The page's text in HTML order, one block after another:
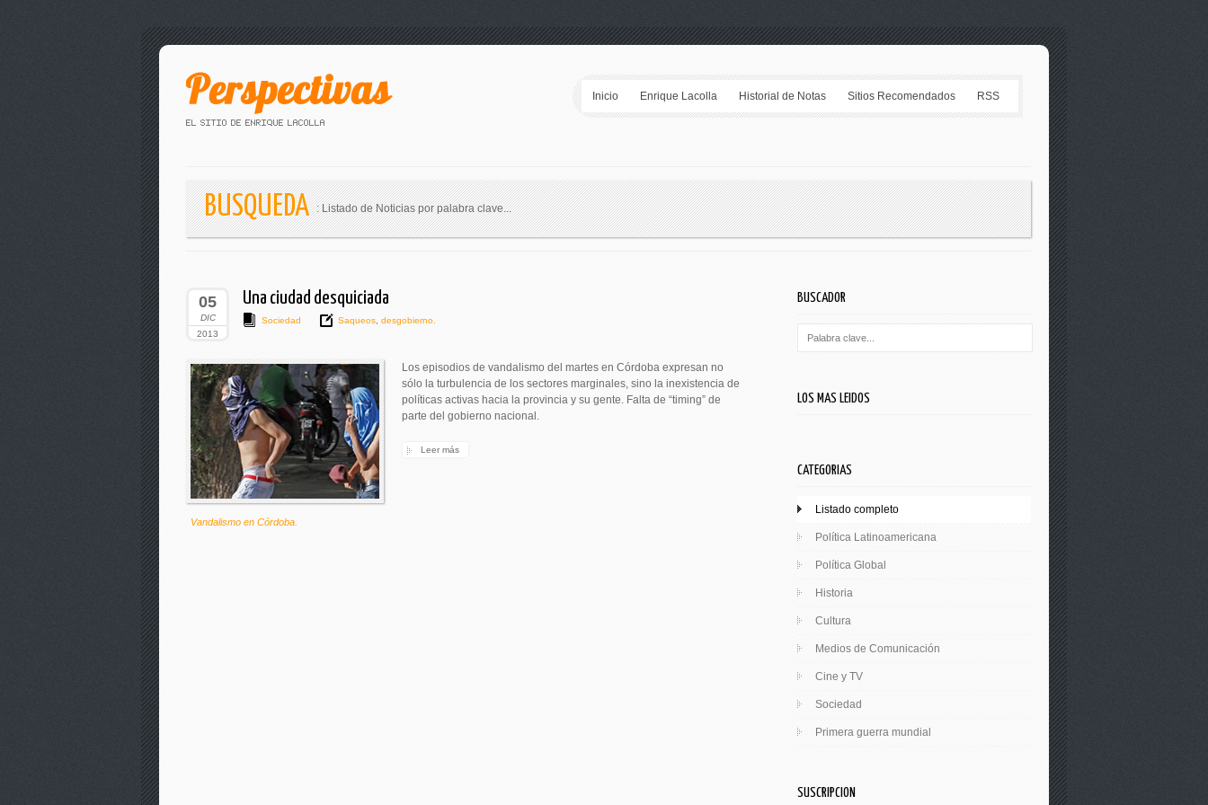
Inicio Enrique Lacolla Historial de Notas Sitios Recomendados RSS
BUSQUEDA : Listado de Noticias por palabra clave...
05
DIC
2013
Una ciudad desquiciada
Sociedad Saqueos desgobierno.
Vandalismo en Córdoba.
Los episodios de vandalismo del martes en Córdoba expresan no
sólo la turbulencia de los sectores marginales, sino la inexistencia de
políticas activas hacia la provincia y su gente. Falta de “timing” de
parte del gobierno nacional.
Leer más
BUSCADOR
LOS MAS LEIDOS
CATEGORIAS
Listado completo
Política Latinoamericana
Política Global
Historia
Cultura
Medios de Comunicación
Cine y TV
Sociedad
Primera guerra mundial
SUSCRIPCION